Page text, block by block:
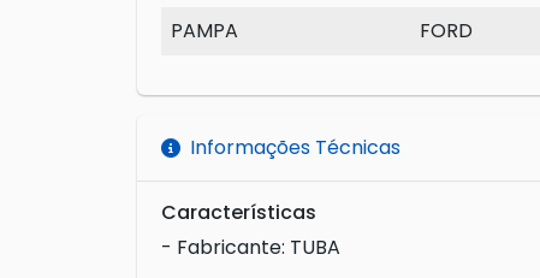
PAMPA
FORD
Informações Técnicas
Características
- Fabricante: TUBA